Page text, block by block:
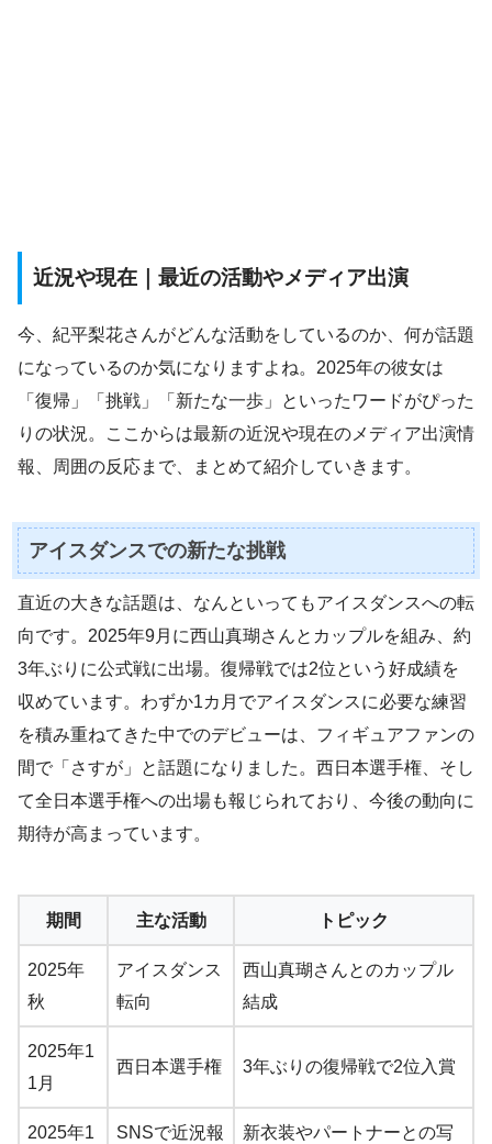
近況や現在｜最近の活動やメディア出演
今、紀平梨花さんがどんな活動をしているのか、何が話題
になっているのか気になりますよね。2025年の彼女は
「復帰」「挑戦」「新たな一歩」といったワードがぴった
りの状況。ここからは最新の近況や現在のメディア出演情
報、周囲の反応まで、まとめて紹介していきます。
アイスダンスでの新たな挑戦
直近の大きな話題は、なんといってもアイスダンスへの転
向です。2025年9月に西山真瑚さんとカップルを組み、約
3年ぶりに公式戦に出場。復帰戦では2位という好成績を
収めています。わずか1カ月でアイスダンスに必要な練習
を積み重ねてきた中でのデビューは、フィギュアファンの
間で「さすが」と話題になりました。西日本選手権、そし
て全日本選手権への出場も報じられており、今後の動向に
期待が高まっています。
期間 主な活動 トピック
2025年
秋
アイスダンス
転向
西山真瑚さんとのカップル
結成
2025年1
1月
西日本選手権 3年ぶりの復帰戦で2位入賞
2025年1
SNSで近況報
新衣装やパートナーとの写